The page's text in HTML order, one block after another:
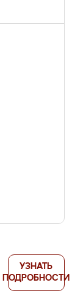
УЗНАТЬ
ПОДРОБНОСТИ